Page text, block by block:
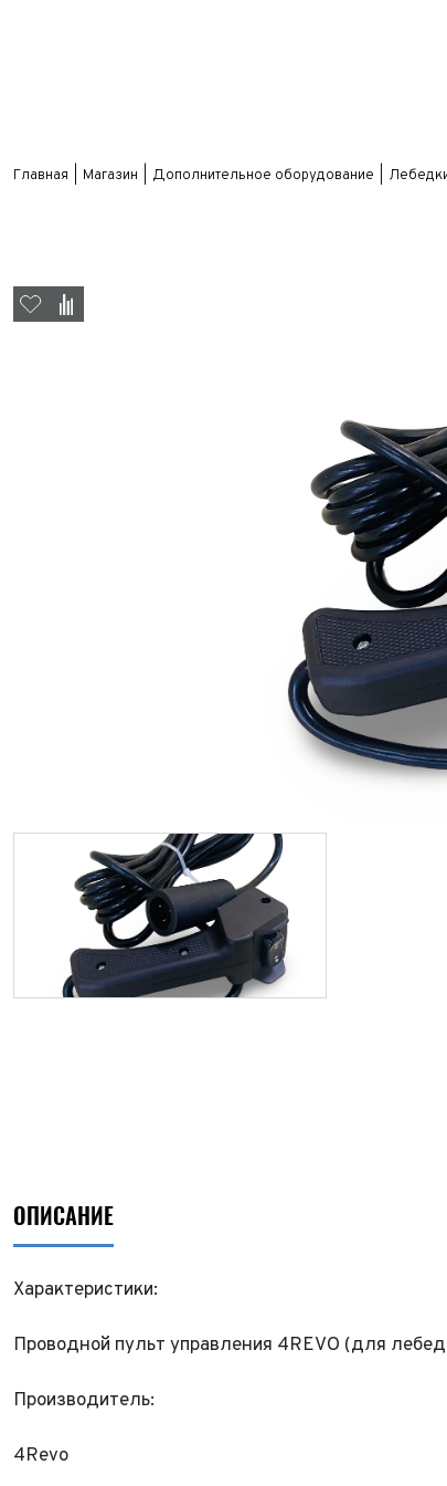
Главная Магазин Дополнительное оборудование
ОПИСАНИЕ
Характеристики:
Проводной пульт управления 4REVO (для
Производитель:
4Revo